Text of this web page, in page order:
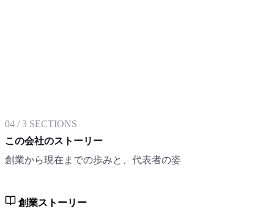
04 /3 SECTIONS
この会社のストーリー
創業から現在までの歩みと、代表者の姿
創業ストーリー